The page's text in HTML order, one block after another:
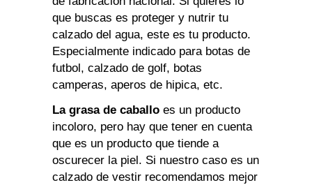
que buscas es proteger y nutrir tu
calzado del agua, este es tu producto.
Especialmente indicado para botas de
futbol, calzado de golf, botas
camperas, aperos de hipica, etc.
La grasa de caballo es un producto
incoloro, pero hay que tener en cuenta
que es un producto que tiende a
oscurecer la piel. Si nuestro caso es un
calzado de vestir recomendamos mejor